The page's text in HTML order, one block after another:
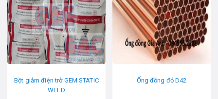
Bột giảm điện trở GEM STATIC
WELD
Ống đồng đỏ D42